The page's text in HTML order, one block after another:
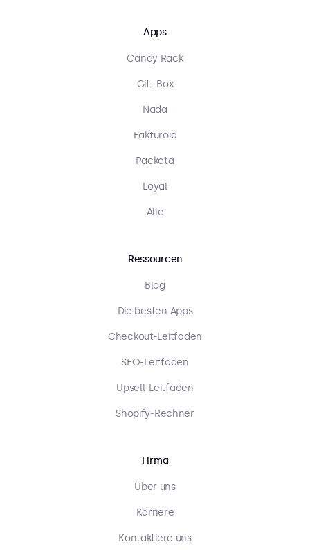
Apps
Candy Rack
Gift Box
Nada
Fakturoid
Packeta
Loyal
Alle
Ressourcen
Blog
Die besten Apps
Checkout-Leitfaden
SEO-Leitfaden
Upsell-Leitfaden
Shopify-Rechner
Firma
Über uns
Karriere
Kontaktiere uns